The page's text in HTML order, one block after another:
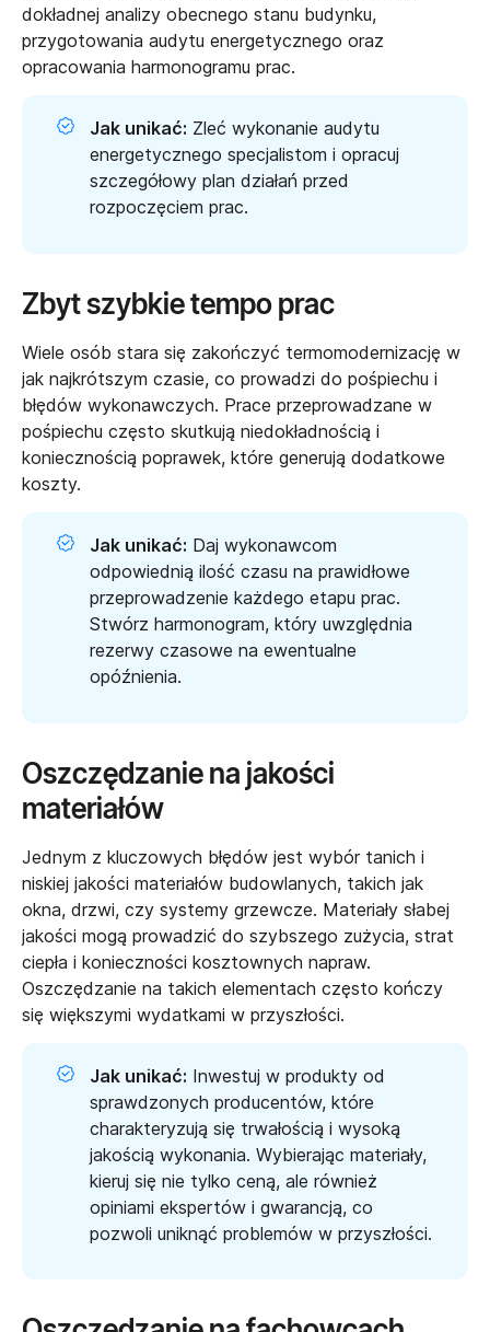
dokładnej analizy obecnego stanu budynku,
przygotowania audytu energetycznego oraz
opracowania harmonogramu prac.
Jak unikać: Zleć wykonanie audytu
energetycznego specjalistom i opracuj
szczegółowy plan działań przed
rozpoczęciem prac.
Zbyt szybkie tempo prac
Wiele osób stara się zakończyć termomodernizację w
jak najkrótszym czasie, co prowadzi do pośpiechu i
błędów wykonawczych. Prace przeprowadzane w
pośpiechu często skutkują niedokładnością i
koniecznością poprawek, które generują dodatkowe
koszty.
Jak unikać: Daj wykonawcom
odpowiednią ilość czasu na prawidłowe
przeprowadzenie każdego etapu prac.
Stwórz harmonogram, który uwzględnia
rezerwy czasowe na ewentualne
opóźnienia.
Oszczędzanie na jakości
materiałów
Jednym z kluczowych błędów jest wybór tanich i
niskiej jakości materiałów budowlanych, takich jak
okna, drzwi, czy systemy grzewcze. Materiały słabej
jakości mogą prowadzić do szybszego zużycia, strat
ciepła i konieczności kosztownych napraw.
Oszczędzanie na takich elementach często kończy
się większymi wydatkami w przyszłości.
Jak unikać: Inwestuj w produkty od
sprawdzonych producentów, które
charakteryzują się trwałością i wysoką
jakością wykonania. Wybierając materiały,
kieruj się nie tylko ceną, ale również
opiniami ekspertów i gwarancją, co
pozwoli uniknąć problemów w przyszłości.